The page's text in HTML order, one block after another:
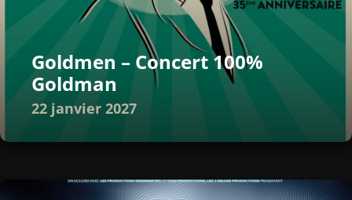
Goldmen – Concert 100%
Goldman
22 janvier 2027